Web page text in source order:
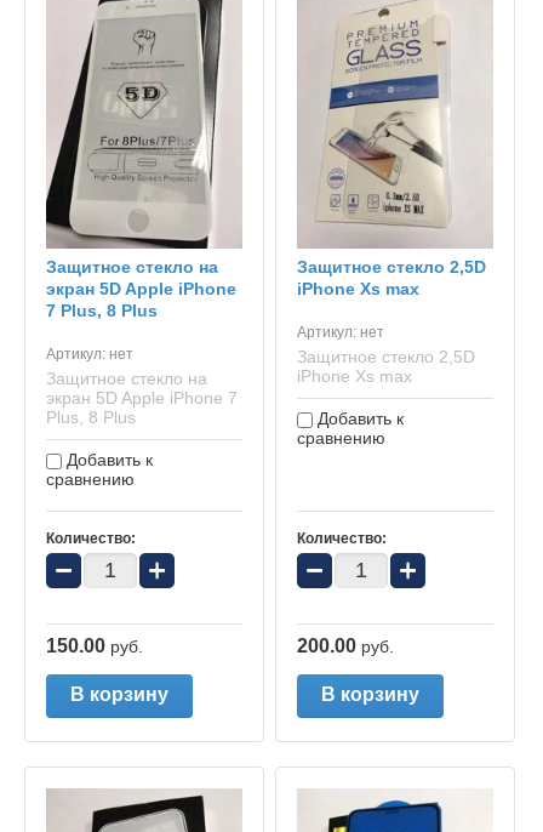
Защитное стекло на
экран 5D Apple iPhone
7 Plus, 8 Plus
Артикул: нет
Защитное стекло на
экран 5D Apple iPhone 7
Plus, 8 Plus
Добавить к
сравнению
Количество:
− +
150.00 руб.
В корзину
Защитное стекло 2,5D
iPhone Xs max
Артикул:нет
Защитное стекло 2,5D
iPhone Xs max
Добавить к
сравнению
Количество:
− +
200.00 руб.
В корзину